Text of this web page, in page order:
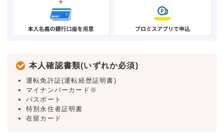
本人確認書類(いずれか必須)
運転免許証(運転経歴証明書)
マイナンバーカード※
パスポート
特別永住者証明書
在留カード